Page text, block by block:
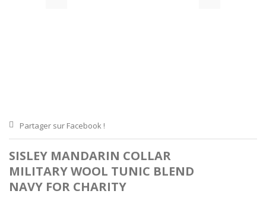
Partager sur Facebook !
SISLEY MANDARIN COLLAR
MILITARY WOOL TUNIC BLEND
NAVY FOR CHARITY